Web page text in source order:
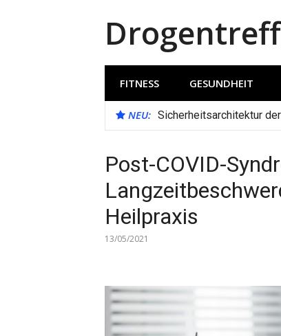
Drogentreff
FITNESS GESUNDHEIT
NEU: Sicherheitsarchitektur
Post-COVID-
Heilpraxis
13/05/2021